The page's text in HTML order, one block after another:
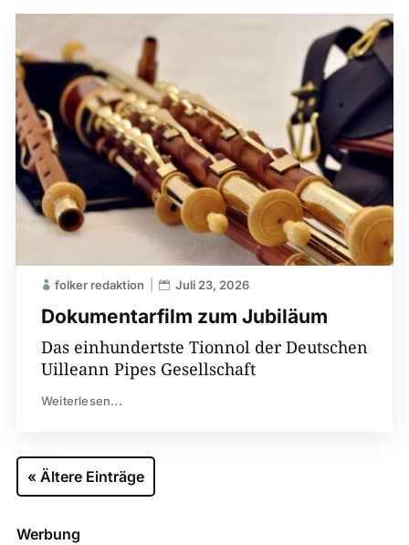
Dokumentarfilm zum Jubiläum
folker redaktion Juli 23, 2026
Das einhundertste Tionnol der Deutschen
Uilleann Pipes Gesellschaft
Weiterlesen...
« Ältere Einträge
Werbung